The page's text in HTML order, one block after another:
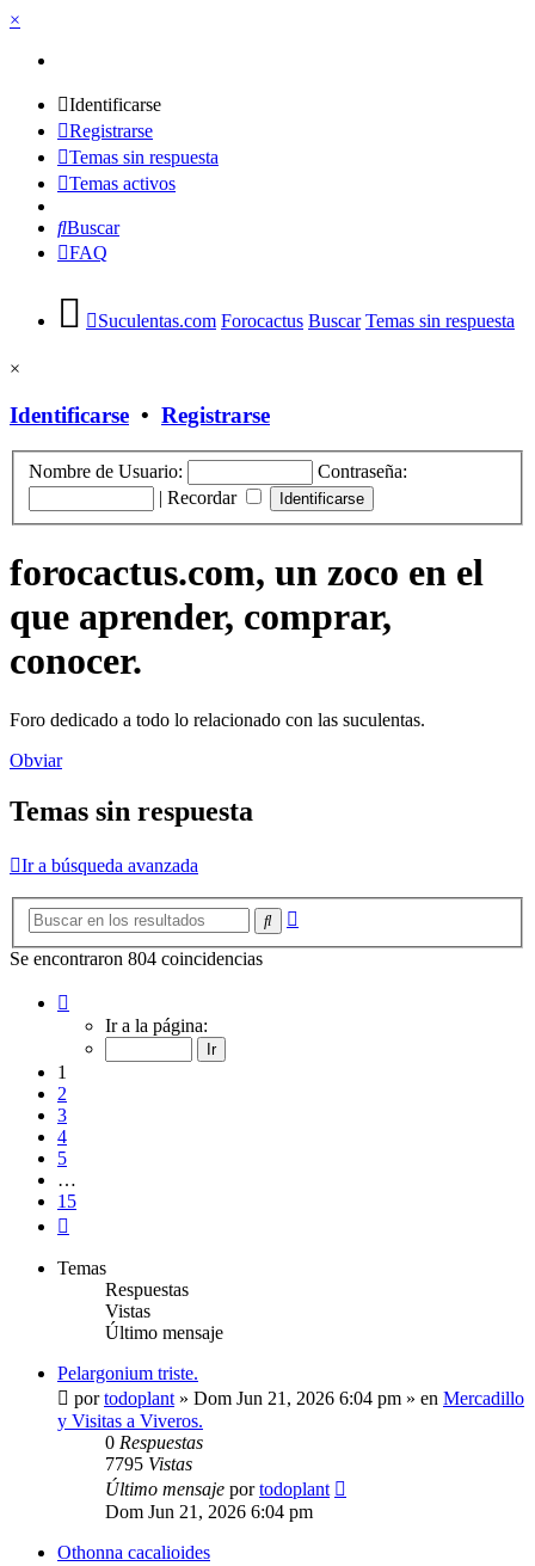
×
Identificarse
Registrarse
Temas sin respuesta
Temas activos
Buscar
FAQ
Suculentas.com Forocactus Buscar Temas sin respuesta
×
Identificarse • Registrarse
Nombre de Usuario:
Contraseña:
| Recordar
forocactus.com, un zoco en el
que aprender, comprar,
conocer.
Foro dedicado a todo lo relacionado con las suculentas.
Obviar
Temas sin respuesta
Ir a búsqueda avanzada
Buscar
Se encontraron 804 coincidencias
Ir a la página:
1
2
3
4
5
…
15
Temas
Respuestas
Vistas
Último mensaje
Pelargonium triste.
portodoplant » Dom Jun 21, 2026 6:04 pm » en Mercadillo
y Visitas a Viveros.
0 Respuestas
7795 Vistas
Último mensaje portodoplant
Dom Jun 21, 2026 6:04 pm
Othonna cacalioides